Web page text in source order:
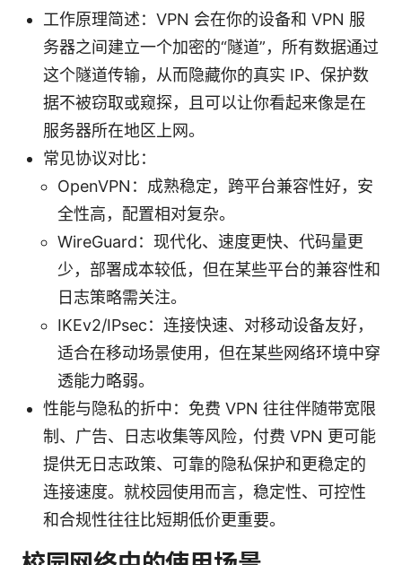
工作原理简述：VPN 会在你的设备和 VPN 服
务器之间建立一个加密的“隧道”，所有数据通过
这个隧道传输，从而隐藏你的真实 IP、保护数
据不被窃取或窥探，且可以让你看起来像是在
服务器所在地区上网。
常见协议对比：
OpenVPN：成熟稳定，跨平台兼容性好，安
全性高，配置相对复杂。
WireGuard：现代化、速度更快、代码量更
少，部署成本较低，但在某些平台的兼容性和
日志策略需关注。
IKEv2/IPsec：连接快速、对移动设备友好，
适合在移动场景使用，但在某些网络环境中穿
透能力略弱。
性能与隐私的折中：免费 VPN 往往伴随带宽限
制、广告、日志收集等风险，付费 VPN 更可能
提供无日志政策、可靠的隐私保护和更稳定的
连接速度。就校园使用而言，稳定性、可控性
和合规性往往比短期低价更重要。